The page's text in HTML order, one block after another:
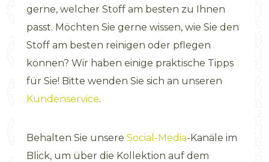
gerne, welcher Stoff am besten zu Ihnen
passt. Möchten Sie gerne wissen, wie Sie den
Stoff am besten reinigen oder pflegen
können? Wir haben einige praktische Tipps
für Sie! Bitte wenden Sie sich an unseren
Kundenservice.
Behalten Sie unsere Social-Media-Kanäle im
Blick, um über die Kollektion auf dem